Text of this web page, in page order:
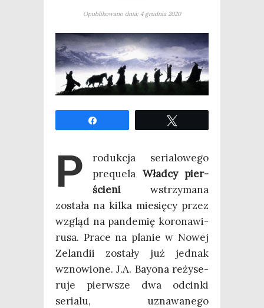
Opublikowano dnia: 4 grudnia 2020
P
ro­duk­cja seria­lo­we­go
pre­qu­ela Wład­cy pier­
ście­ni wstrzy­ma­na
zosta­ła na kil­ka mie­się­cy przez
wzgląd na pan­de­mię koro­na­wi­
ru­sa. Pra­ce na pla­nie w Nowej
Zelan­dii zosta­ły już jed­nak
wzno­wio­ne. J.A. Bay­ona reży­se­
ru­je pierw­sze dwa odcin­ki
seria­lu, uzna­wa­ne­go